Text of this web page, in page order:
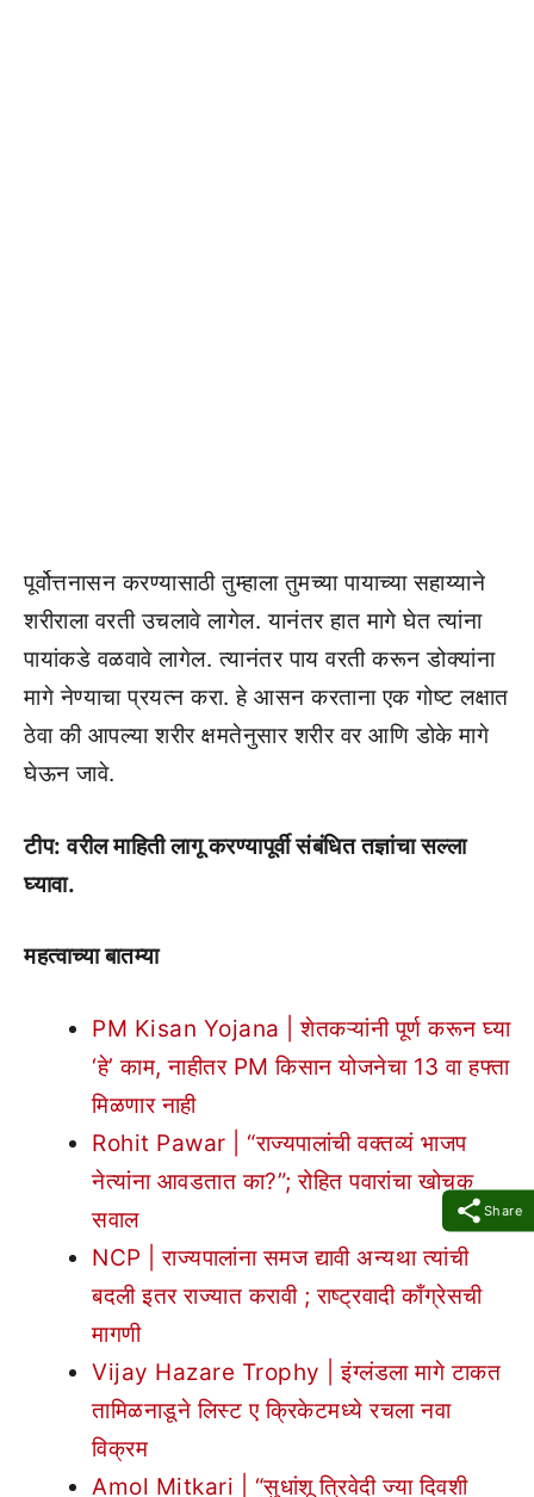
Share
पूर्वोत्तनासन करण्यासाठी तुम्हाला तुमच्या पायाच्या सहाय्याने
शरीराला वरती उचलावे लागेल. यानंतर हात मागे घेत त्यांना
पायांकडे वळवावे लागेल. त्यानंतर पाय वरती करून डोक्यांना
मागे नेण्याचा प्रयत्न करा. हे आसन करताना एक गोष्ट लक्षात
ठेवा की आपल्या शरीर क्षमतेनुसार शरीर वर आणि डोके मागे
घेऊन जावे.
टीप: वरील माहिती लागू करण्यापूर्वी संबंधित तज्ञांचा सल्ला
घ्यावा.
महत्वाच्या बातम्या
PM Kisan Yojana | शेतकऱ्यांनी पूर्ण करून घ्या
‘हे’ काम, नाहीतर PM किसान योजनेचा 13 वा हफ्ता
मिळणार नाही
Rohit Pawar | “राज्यपालांची वक्तव्यं भाजप
नेत्यांना आवडतात का?”; रोहित पवारांचा खोचक
सवाल
NCP | राज्यपालांना समज द्यावी अन्यथा त्यांची
बदली इतर राज्यात करावी ; राष्ट्रवादी काँग्रेसची
मागणी
Vijay Hazare Trophy | इंग्लंडला मागे टाकत
तामिळनाडूने लिस्ट ए क्रिकेटमध्ये रचला नवा
विक्रम
Amol Mitkari | “सुधांशू त्रिवेदी ज्या दिवशी